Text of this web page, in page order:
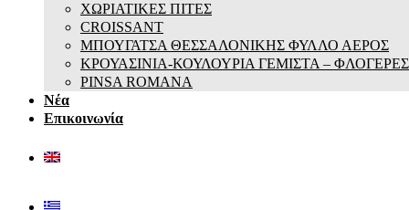
ΧΩΡΙΑΤΙΚΕΣ ΠΙΤΕΣ
CROISSANT
ΜΠΟΥΓΑΤΣΑ ΘΕΣΣΑΛΟΝΙΚΗΣ ΦΥΛΛΟ ΑΕΡΟΣ
ΚΡΟΥΑΣΙΝΙΑ-ΚΟΥΛΟΥΡΙΑ ΓΕΜΙΣΤΑ – ΦΛΟΓΕΡΕΣ
PINSA ROMANA
Νέα
Επικοινωνία